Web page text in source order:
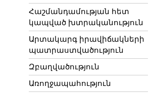
Հաշմանդամության հետ
կապված խտրականություն
Արտակարգ իրավիճակների
պատրաստվածություն
Զբաղվածություն
Առողջապահություն